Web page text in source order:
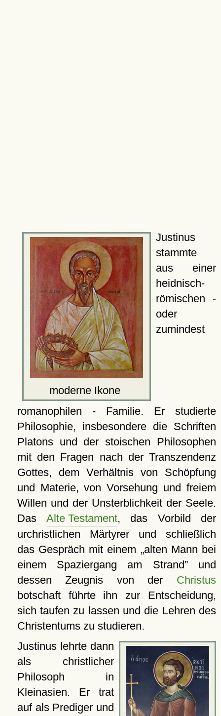
moderne Ikone
Justinus
stammte
aus einer
heidnisch-
römischen -
oder
zumindest
romanophilen - Familie. Er studierte
Philosophie, insbesondere die Schriften
Platons und der stoischen Philosophen
mit den Fragen nach der Transzendenz
Gottes, dem Verhältnis von Schöpfung
und Materie, von Vorsehung und freiem
Willen und der Unsterblichkeit der Seele.
DasAlte Testament, das Vorbild der
urchristlichen Märtyrer und schließlich
das Gespräch mit einem
alten Mann bei
einem Spaziergang am Strand und
dessen Zeugnis von der Christus
botschaft führte ihn zur Entscheidung,
sich taufen zu lassen und die Lehren des
Christentums zu studieren.
Justinus lehrte dann
als christlicher
Philosoph in
Kleinasien. Er trat
auf als Prediger und